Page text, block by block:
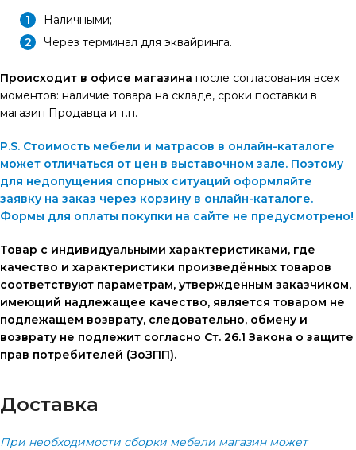
Наличными;
Через терминал для эквайринга.
Происходит в офисе магазина после согласования всех
моментов: наличие товара на складе, сроки поставки в
магазин Продавца и т.п.
P.S. Стоимость мебели и матрасов в онлайн-каталоге
может отличаться от цен в выставочном зале. Поэтому
для недопущения спорных ситуаций оформляйте
заявку на заказ через корзину в онлайн-каталоге.
Формы для оплаты покупки на сайте не предусмотрено!
Товар с индивидуальными характеристиками, где
качество и характеристики произведённых товаров
соответствуют параметрам, утвержденным заказчиком,
имеющий надлежащее качество, является товаром не
подлежащем возврату, следовательно, обмену и
возврату не подлежит согласно Ст. 26.1 Закона о защите
прав потребителей (ЗоЗПП).
Доставка
При необходимости сборки мебели магазин может